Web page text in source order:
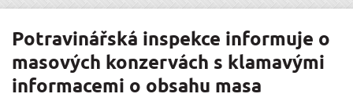
Potravinářská inspekce informuje o
masových konzervách s klamavými
informacemi o obsahu masa